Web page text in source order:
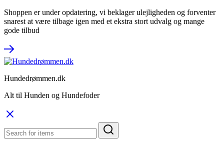
Shoppen er under opdatering, vi beklager ulejligheden og forventer
snarest at være tilbage igen med et ekstra stort udvalg og mange
gode tilbud
Hundedrømmen.dk
Alt til Hunden og Hundefoder